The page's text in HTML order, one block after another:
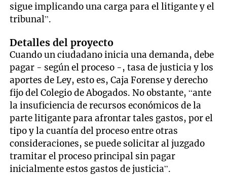
sigue implicando una carga para el litigante y el
tribunal”.
Detalles del proyecto
Cuando un ciudadano inicia una demanda, debe
pagar - según el proceso -, tasa de justicia y los
aportes de Ley, esto es, Caja Forense y derecho
fijo del Colegio de Abogados. No obstante, “ante
la insuficiencia de recursos económicos de la
parte litigante para afrontar tales gastos, por el
tipo y la cuantía del proceso entre otras
consideraciones, se puede solicitar al juzgado
tramitar el proceso principal sin pagar
inicialmente estos gastos de justicia”.